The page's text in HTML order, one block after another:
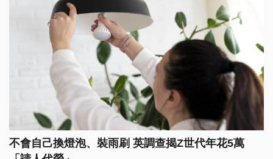
不會自己換燈泡、裝雨刷 英調查揭Z世代年花5萬